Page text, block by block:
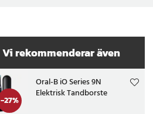
Vi rekommenderar även
-27%
Oral-B iO Series 9N
Elektrisk Tandborste